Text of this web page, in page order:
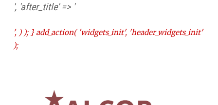
', 'after_title' => '
', ) ); } add_action( 'widgets_init', 'header_widgets_init'
);